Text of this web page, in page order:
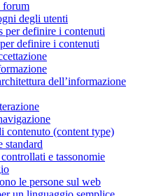
forum
degli utenti
per definire i contenuti
definire i contenuti
dell’informazione
contenuto (content type)
standard
e tassonomie
le persone sul web